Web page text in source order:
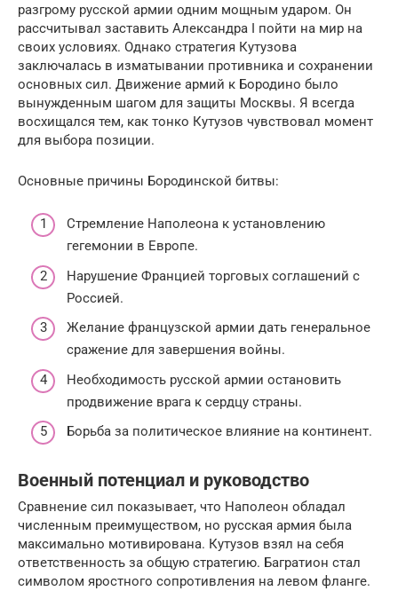
разгрому русской армии одним мощным ударом. Он
рассчитывал заставить Александра I пойти на мир на
своих условиях. Однако стратегия Кутузова
заключалась в изматывании противника и сохранении
основных сил. Движение армий к Бородино было
вынужденным шагом для защиты Москвы. Я всегда
восхищался тем, как тонко Кутузов чувствовал момент
для выбора позиции.
Основные причины Бородинской битвы:
Стремление Наполеона к установлению
гегемонии в Европе.
Нарушение Францией торговых соглашений с
Россией.
Желание французской армии дать генеральное
сражение для завершения войны.
Необходимость русской армии остановить
продвижение врага к сердцу страны.
Борьба за политическое влияние на континент.
Военный потенциал и руководство
Сравнение сил показывает, что Наполеон обладал
численным преимуществом, но русская армия была
максимально мотивирована. Кутузов взял на себя
ответственность за общую стратегию. Багратион стал
символом яростного сопротивления на левом фланге.